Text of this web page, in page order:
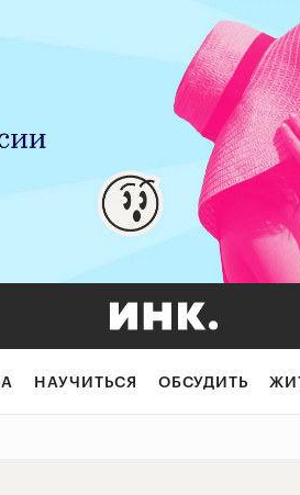
НАУЧИТЬСЯ ОБСУДИТЬ